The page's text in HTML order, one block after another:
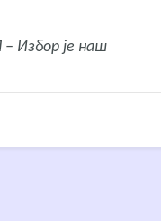
Избор је наш